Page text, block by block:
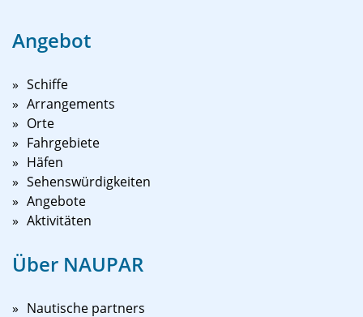
Angebot
Schiffe
Arrangements
Orte
Fahrgebiete
Häfen
Sehenswürdigkeiten
Angebote
Aktivitäten
Über NAUPAR
Nautische partners